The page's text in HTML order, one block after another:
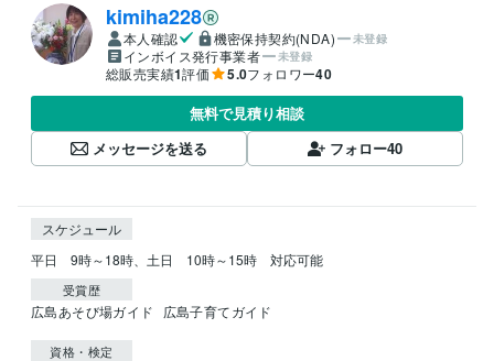
kimiha228
本人確認 機密保持契約(NDA) 未登録
インボイス発行事業者 未登録
総販売実績1評価 5.0フォロワー40
無料で見積り相談
メッセージを送る
フォロー40
スケジュール
平日　9時～18時、土日　10時～15時　対応可能
受賞歴
広島あそび場ガイド 広島子育てガイド
資格・検定